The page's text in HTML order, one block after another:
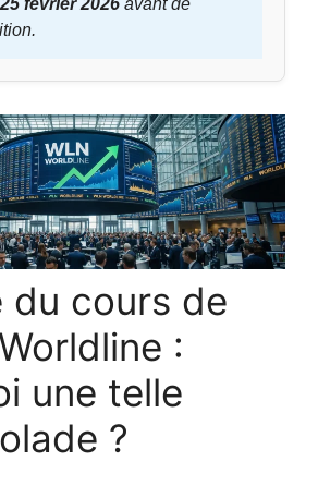
du cours de
:
une telle
?